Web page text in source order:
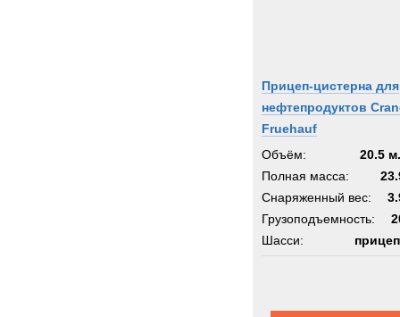
Прицеп-цистерна для
нефтепродуктов
Fruehauf
Объём:
20.5
Полная масса:
Снаряженный вес:
Грузоподъемность:
Шасси: